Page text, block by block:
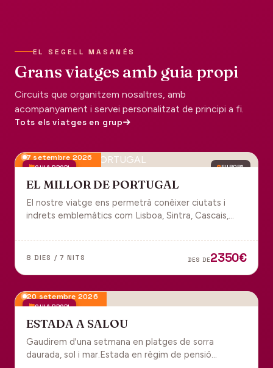
EL SEGELL MASANÉS
Grans viatges amb guia propi
Circuits que organitzem nosaltres, amb
acompanyament i servei personalitzat de principi a fi.
Tots els viatges en grup
GUIA PROPI EUROPA
7 setembre 2026
EL MILLOR DE PORTUGAL
El nostre viatge ens permetrà conèixer ciutats i
indrets emblemàtics com Lisboa, Sintra, Cascais,
tot inclòs per gaudir plenament de Portugal.
8 DIES / 7 NITS DES DE2350€
GUIA PROPI
20 setembre 2026
ESTADA A SALOU
Gaudirem d'una setmana en platges de sorra
daurada, sol i mar.Estada en règim de pensió